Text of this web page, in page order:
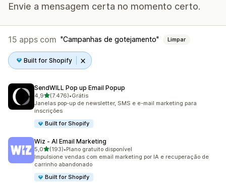
Envie a mensagem certa no momento certo.
15 apps com Campanhas de gotejamento Limpar
Built for Shopify
SendWILL Pop up Email Popup
4,9de 5 estrelas
(7.476)
7476 avaliações ao todo
•Grátis
Janelas pop-up de newsletter, SMS e e-mail marketing para
inscrições
Built for Shopify
Wiz ‑ AI Email Marketing
5,0de 5 estrelas
(193)
193 avaliações ao todo
•Plano gratuito disponível
Impulsione vendas com email marketing por IA e recuperação de
carrinho abandonado
Built for Shopify